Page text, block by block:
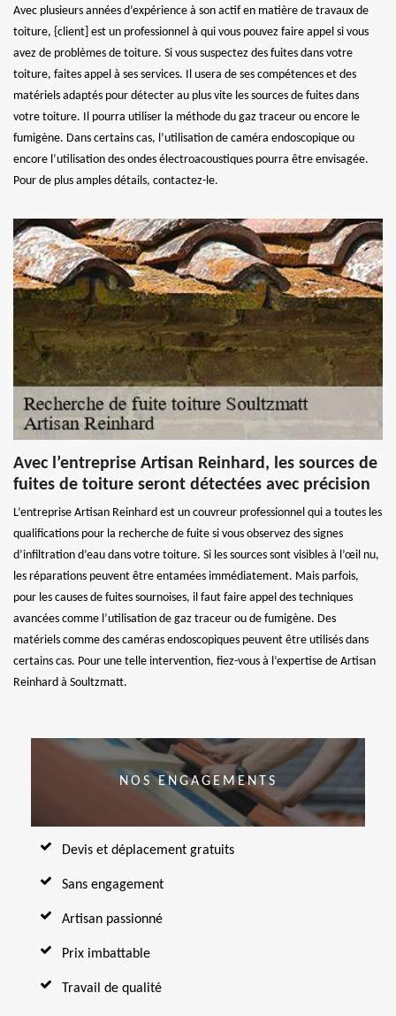
Avec plusieurs années d’expérience à son actif en matière de travaux de
toiture, {client] est un professionnel à qui vous pouvez faire appel si vous
avez de problèmes de toiture. Si vous suspectez des fuites dans votre
toiture, faites appel à ses services. Il usera de ses compétences et des
matériels adaptés pour détecter au plus vite les sources de fuites dans
votre toiture. Il pourra utiliser la méthode du gaz traceur ou encore le
fumigène. Dans certains cas, l’utilisation de caméra endoscopique ou
encore l’utilisation des ondes électroacoustiques pourra être envisagée.
Pour de plus amples détails, contactez-le.
Avec l’entreprise Artisan Reinhard, les sources de
fuites de toiture seront détectées avec précision
L’entreprise Artisan Reinhard est un couvreur professionnel qui a toutes les
qualifications pour la recherche de fuite si vous observez des signes
d’infiltration d’eau dans votre toiture. Si les sources sont visibles à l’œil nu,
les réparations peuvent être entamées immédiatement. Mais parfois,
pour les causes de fuites sournoises, il faut faire appel des techniques
avancées comme l’utilisation de gaz traceur ou de fumigène. Des
matériels comme des caméras endoscopiques peuvent être utilisés dans
certains cas. Pour une telle intervention, fiez-vous à l’expertise de Artisan
Reinhard à Soultzmatt.
NOS ENGAGEMENTS
Devis et déplacement gratuits
Sans engagement
Artisan passionné
Prix imbattable
Travail de qualité